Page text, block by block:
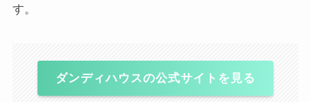
す。
ダンディハウスの公式サイトを見る